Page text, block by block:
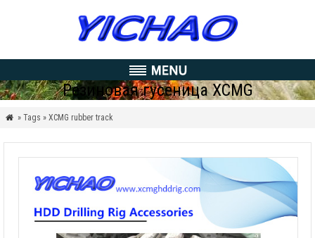
Резиновая гусеница XCMG
 » Tags » XCMG rubber track